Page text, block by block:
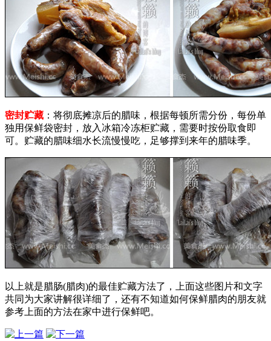
密封贮藏 ：将彻底摊凉后的腊味，根据每顿所需分份，每份单
独用保鲜袋密封，放入冰箱冷冻柜贮藏，需要时按份取食即
可。贮藏的腊味细水长流慢慢吃，足够撑到来年的腊味季。
以上就是腊肠(腊肉)的最佳贮藏方法了，上面这些图片和文字
共同为大家讲解很详细了，还有不知道如何保鲜腊肉的朋友就
参考上面的方法在家中进行保鲜吧。